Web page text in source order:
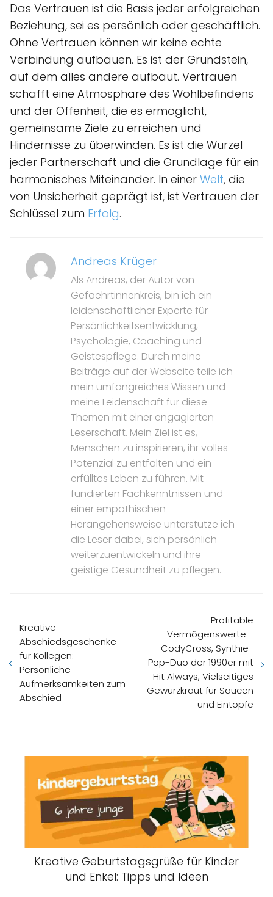
Das Vertrauen ist die Basis jeder erfolgreichen
Beziehung, sei es persönlich oder geschäftlich.
Ohne Vertrauen können wir keine echte
Verbindung aufbauen. Es ist der Grundstein,
auf dem alles andere aufbaut. Vertrauen
schafft eine Atmosphäre des Wohlbefindens
und der Offenheit, die es ermöglicht,
gemeinsame Ziele zu erreichen und
Hindernisse zu überwinden. Es ist die Wurzel
jeder Partnerschaft und die Grundlage für ein
harmonisches Miteinander. In einer Welt, die
von Unsicherheit geprägt ist, ist Vertrauen der
Schlüssel zum Erfolg.
Andreas Krüger
Als Andreas, der Autor von
Gefaehrtinnenkreis, bin ich ein
leidenschaftlicher Experte für
Persönlichkeitsentwicklung,
Psychologie, Coaching und
Geistespflege. Durch meine
Beiträge auf der Webseite teile ich
mein umfangreiches Wissen und
meine Leidenschaft für diese
Themen mit einer engagierten
Leserschaft. Mein Ziel ist es,
Menschen zu inspirieren, ihr volles
Potenzial zu entfalten und ein
erfülltes Leben zu führen. Mit
fundierten Fachkenntnissen und
einer empathischen
Herangehensweise unterstütze ich
die Leser dabei, sich persönlich
weiterzuentwickeln und ihre
geistige Gesundheit zu pflegen.
Kreative
Abschiedsgeschenke
für Kollegen:
Persönliche
Aufmerksamkeiten zum
Abschied
Profitable
Vermögenswerte -
CodyCross, Synthie-
Pop-Duo der 1990er mit
Hit Always, Vielseitiges
Gewürzkraut für Saucen
und Eintöpfe
Kreative Geburtstagsgrüße für Kinder
und Enkel: Tipps und Ideen